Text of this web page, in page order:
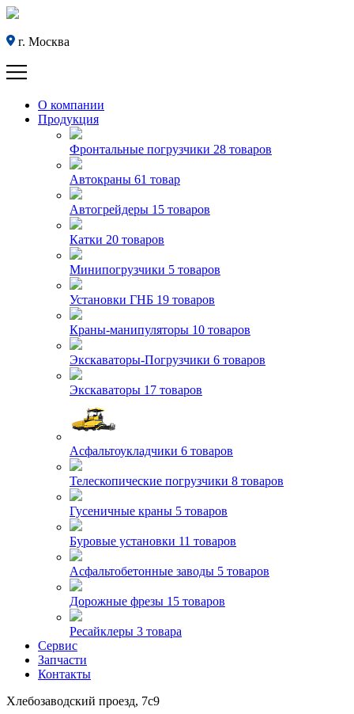
г. Москва
О компании
Продукция
Фронтальные погрузчики 28 товаров
Автокраны 61 товар
Автогрейдеры 15 товаров
Катки 20 товаров
Минипогрузчики 5 товаров
Установки ГНБ 19 товаров
Краны-манипуляторы 10 товаров
Экскаваторы-Погрузчики 6 товаров
Экскаваторы 17 товаров
Асфальтоукладчики 6 товаров
Телескопические погрузчики 8 товаров
Гусеничные краны 5 товаров
Буровые установки 11 товаров
Асфальтобетонные заводы 5 товаров
Дорожные фрезы 15 товаров
Ресайклеры 3 товара
Сервис
Запчасти
Контакты
Хлебозаводский проезд, 7с9